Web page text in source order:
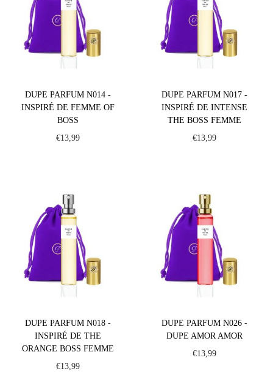
DUPE PARFUM N014 -
INSPIRÉ DE FEMME OF
BOSS
€13,99
DUPE PARFUM N017 -
INSPIRÉ DE INTENSE
THE BOSS FEMME
€13,99
DUPE PARFUM N018 -
INSPIRÉ DE THE
ORANGE BOSS FEMME
€13,99
DUPE PARFUM N026 -
DUPE AMOR AMOR
€13,99